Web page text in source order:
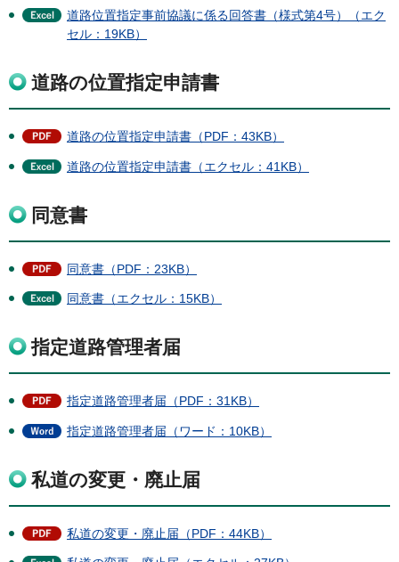
道路位置指定事前協議に係る回答書（様式第4号）（エク
セル：19KB）
道路の位置指定申請書
道路の位置指定申請書（PDF：43KB）
道路の位置指定申請書（エクセル：41KB）
同意書
同意書（PDF：23KB）
同意書（エクセル：15KB）
指定道路管理者届
指定道路管理者届（PDF：31KB）
指定道路管理者届（ワード：10KB）
私道の変更・廃止届
私道の変更・廃止届（PDF：44KB）